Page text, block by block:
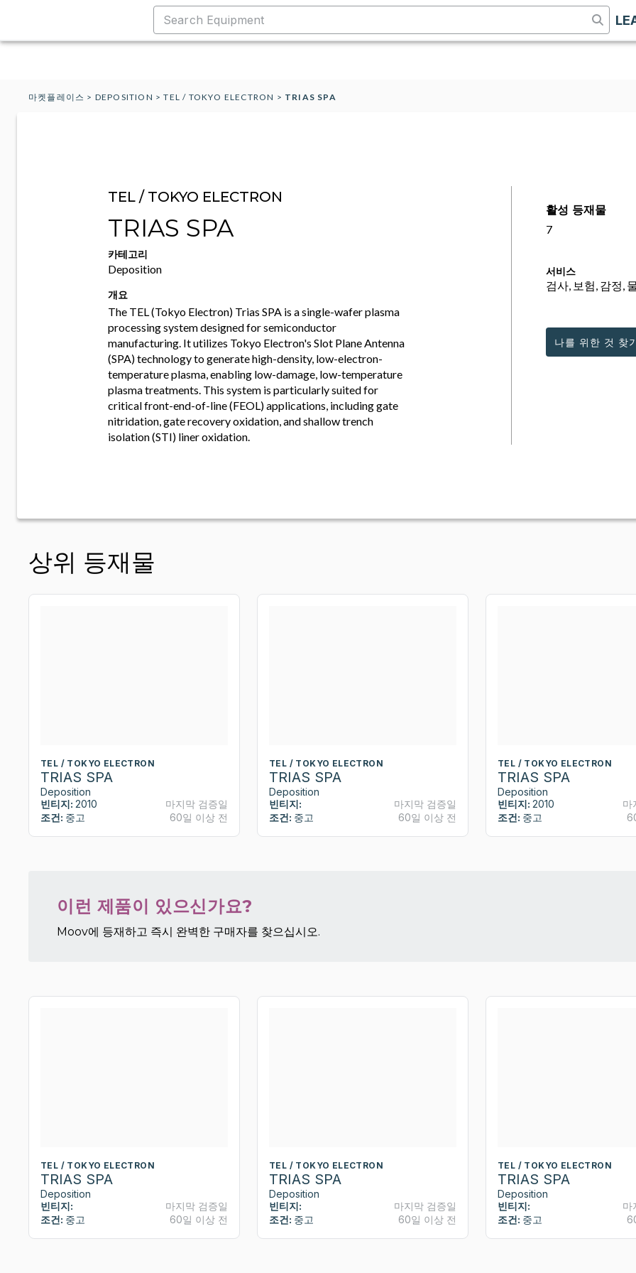
마켓플레이스 > DEPOSITION >TEL / TOKYO ELECTRON > TRIAS SPA
TEL / TOKYO ELECTRON
TRIAS SPA
카테고리
Deposition
개요
The TEL (Tokyo Electron) Trias SPA is a single-wafer plasma
processing system designed for semiconductor
manufacturing. It utilizes Tokyo Electron's Slot Plane Antenna
(SPA) technology to generate high-density, low-electron-
temperature plasma, enabling low-damage, low-temperature
plasma treatments. This system is particularly suited for
critical front-end-of-line (FEOL) applications, including gate
nitridation, gate recovery oxidation, and shallow trench
isolation (STI) liner oxidation.
활성 등재물
7
서비스
검사, 보험, 감정,
나를 위한 것 찾
상위 등재물
TEL / TOKYO ELECTRON
TRIAS SPA
Deposition
빈티지: 2010
조건: 중고
마지막 검증일
60일 이상 전
TEL / TOKYO ELECTRON
TRIAS SPA
Deposition
빈티지:
조건: 중고
마지막 검증일
60일 이상 전
TEL / TOKYO ELECTRON
TRIAS SPA
Deposition
빈티지: 2010
조건: 중고
마
이런 제품이 있으신가요?
Moov에 등재하고 즉시 완벽한 구매자를 찾으십시오.
TEL / TOKYO ELECTRON
TRIAS SPA
Deposition
빈티지:
조건: 중고
마지막 검증일
60일 이상 전
TEL / TOKYO ELECTRON
TRIAS SPA
Deposition
빈티지:
조건: 중고
마지막 검증일
60일 이상 전
TEL / TOKYO ELECTRON
TRIAS SPA
Deposition
빈티지:
조건: 중고
마